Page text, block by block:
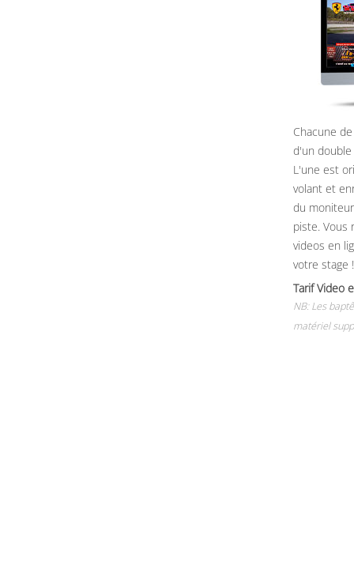
Chacune
d'un
L'une est
volant et
du
piste. Vous
videos en
votre stage !
Tarif Video
NB: Les
matériel